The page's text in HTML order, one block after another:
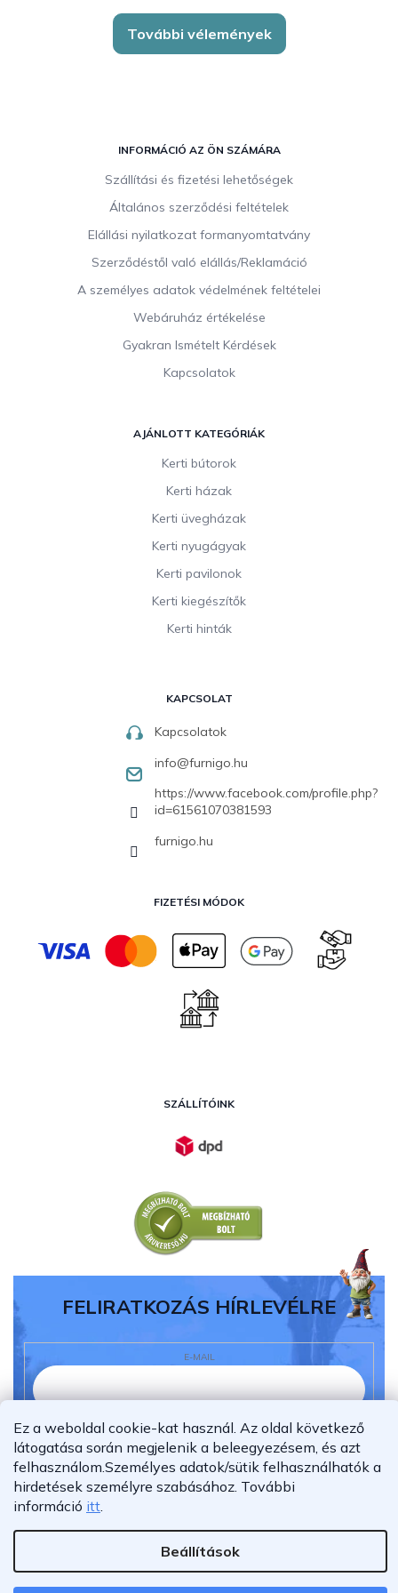
Ez a weboldal cookie-kat használ. Az oldal következő
látogatása során megjelenik a beleegyezésem, és azt
felhasználom.Személyes adatok/sütik felhasználhatók a
hirdetések személyre szabásához. További
információ itt.
Beállítások
További vélemények
INFORMÁCIÓ AZ ÖN SZÁMÁRA
Szállítási és fizetési lehetőségek
Általános szerződési feltételek
Elállási nyilatkozat formanyomtatvány
Szerződéstől való elállás/Reklamáció
A személyes adatok védelmének feltételei
Webáruház értékelése
Gyakran Ismételt Kérdések
Kapcsolatok
AJÁNLOTT KATEGÓRIÁK
Kerti bútorok
Kerti házak
Kerti üvegházak
Kerti nyugágyak
Kerti pavilonok
Kerti kiegészítők
Kerti hinták
KAPCSOLAT
Kapcsolatok
info@furnigo.hu
https://www.facebook.com/profile.php?
id=61561070381593
furnigo.hu
FIZETÉSI MÓDOK
SZÁLLÍTÓINK
FELIRATKOZÁS HÍRLEVÉLRE
E-MAIL
Elolvastam és megértettem azadatvédelmi
nyilatkozatot.
Feliratkozás
Shoptet Premium készítette